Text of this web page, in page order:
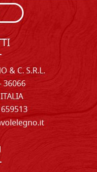
& C. S.R.L.
36066